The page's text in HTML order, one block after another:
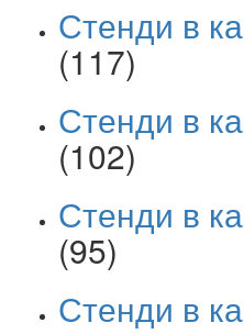
Стенди в
(117)
Стенди в
(102)
Стенди в
(95)
Стенди в